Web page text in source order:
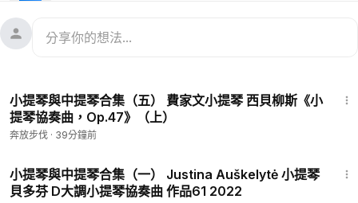
小提琴與中提琴合集（五） 費家文小提琴 西貝柳斯《小
提琴協奏曲，Op.47》（上）
奔放步伐 · 39分鐘前
小提琴與中提琴合集（一） Justina Auškelytė 小提琴
貝多芬 D大調小提琴協奏曲 作品61 2022